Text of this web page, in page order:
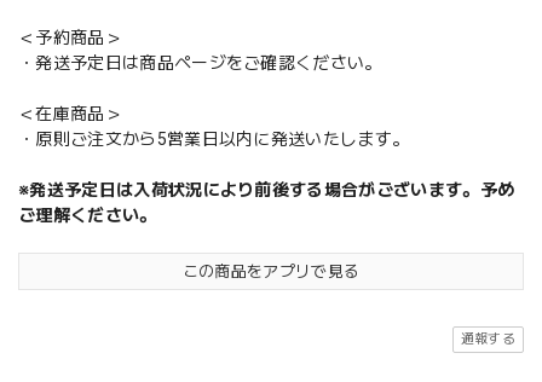
＜予約商品＞
・発送予定日は商品ページをご確認ください。
＜在庫商品＞
・原則ご注文から5営業日以内に発送いたします。
※発送予定日は入荷状況により前後する場合がございます。予め
ご理解ください。
この商品をアプリで見る
通報する